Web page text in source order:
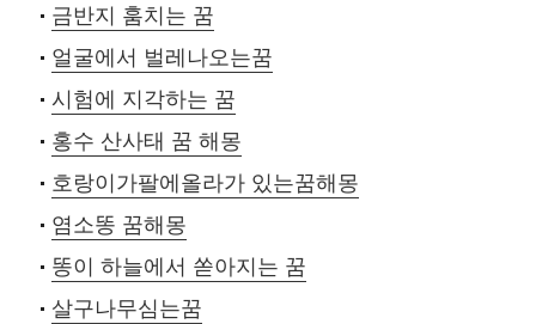
금반지 훔치는 꿈
얼굴에서 벌레나오는꿈
시험에 지각하는 꿈
홍수 산사태 꿈 해몽
호랑이가팔에올라가 있는꿈해몽
염소똥 꿈해몽
똥이 하늘에서 쏟아지는 꿈
살구나무심는꿈